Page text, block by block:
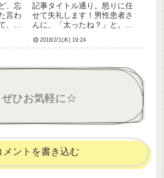
、忘
言わ
、感
い口
けど
にな
記事タイトル通り。怒りに任
せて失礼します！男性患者さ
んに、「太ったね？」と。そ
患者さん、そこで終わらな
べ？」って、ニヤニヤ笑いな
カシー...
2018/2/1(木) 19:24
ぜひお気軽に☆
メントを書き込む